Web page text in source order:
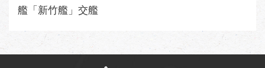
艦「新竹艦」交艦